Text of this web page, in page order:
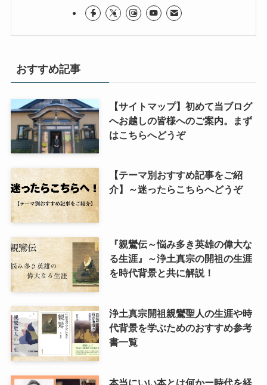
おすすめ記事
【サイトマップ】初めて当ブログ
へお越しの皆様へのご案内。まず
はこちらへどうぞ
【テーマ別おすすめ記事をご紹
介】～迷ったらこちらへどうぞ
『親鸞伝～悩み多き英雄の偉大な
る生涯』～浄土真宗の開祖の生涯
を時代背景と共に解説！
浄土真宗開祖親鸞聖人の生涯や時
代背景を学ぶためのおすすめ参考
書一覧
本当にいい本とは何かー時代を経